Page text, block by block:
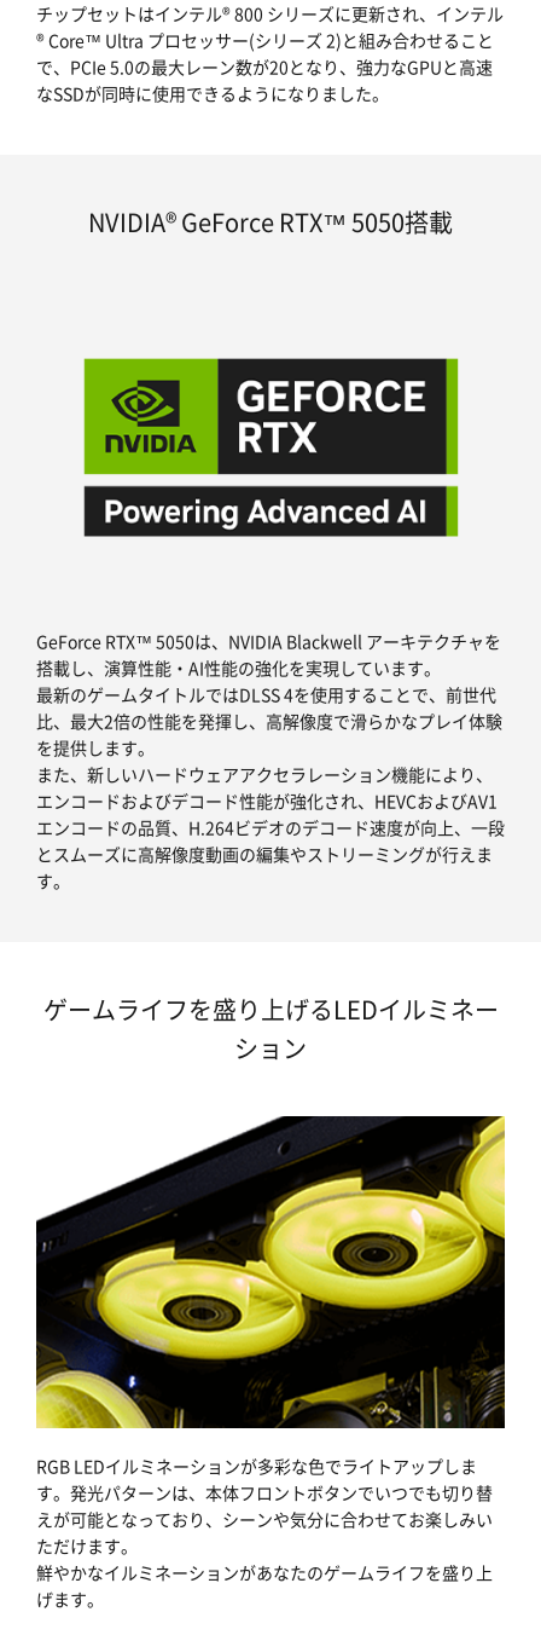
チップセットはインテル® 800 シリーズに更新され、インテル
® Core™ Ultra プロセッサー(シリーズ 2)と組み合わせること
で、PCIe 5.0の最大レーン数が20となり、強力なGPUと高速
なSSDが同時に使用できるようになりました。
NVIDIA® GeForce RTX™ 5050搭載
GeForce RTX™ 5050は、NVIDIA Blackwell アーキテクチャを
搭載し、演算性能・AI性能の強化を実現しています。
最新のゲームタイトルではDLSS 4を使用することで、前世代
比、最大2倍の性能を発揮し、高解像度で滑らかなプレイ体験
を提供します。
また、新しいハードウェアアクセラレーション機能により、
エンコードおよびデコード性能が強化され、HEVCおよびAV1
エンコードの品質、H.264ビデオのデコード速度が向上、一段
とスムーズに高解像度動画の編集やストリーミングが行えま
す。
ゲームライフを盛り上げるLEDイルミネー
ション
RGB LEDイルミネーションが多彩な色でライトアップしま
す。発光パターンは、本体フロントボタンでいつでも切り替
えが可能となっており、シーンや気分に合わせてお楽しみい
ただけます。
鮮やかなイルミネーションがあなたのゲームライフを盛り上
げます。